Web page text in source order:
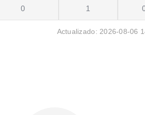
0 1
Actualizado: 2026-08-06